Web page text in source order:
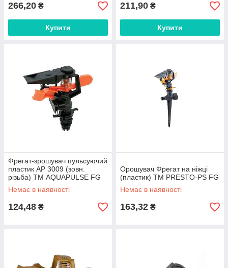
266,20 ₴
Купити
211,90 ₴
Купити
Фрегат-зрошувач пульсуючий
пластик АР 3009 (зовн.
різьба) ТМ AQUAPULSE FG
Немає в наявності
124,48 ₴
Орошувач Фрегат на ніжці
(пластик) ТМ PRESTO-PS FG
Немає в наявності
163,32 ₴